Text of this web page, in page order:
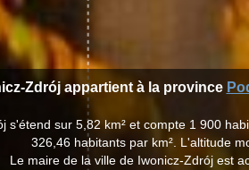
Zdrój appartient à la province
s'étend sur 5,82 km² et compte 1 900
326,46 habitants par km². L'altitude
Le maire de la ville de Iwonicz-Zdrój est